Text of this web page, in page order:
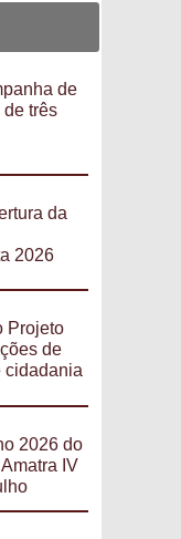
de
três
da
2026
Projeto
de
cidadania
2026 do
IV